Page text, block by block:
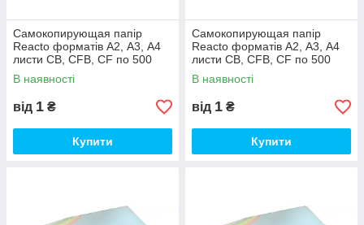
Самокопирующая папір
Reacto форматів А2, А3, А4
листи CB, CFB, CF по 500
аркушів CFB, А2 (43х61 см),
Блакитний
В наявності
від 1 ₴
Купити
Самокопирующая папір
Reacto форматів А2, А3, А4
листи CB, CFB, CF по 500
аркушів CFB, А2 (43х61 см),
Зелений
В наявності
від 1 ₴
Купити